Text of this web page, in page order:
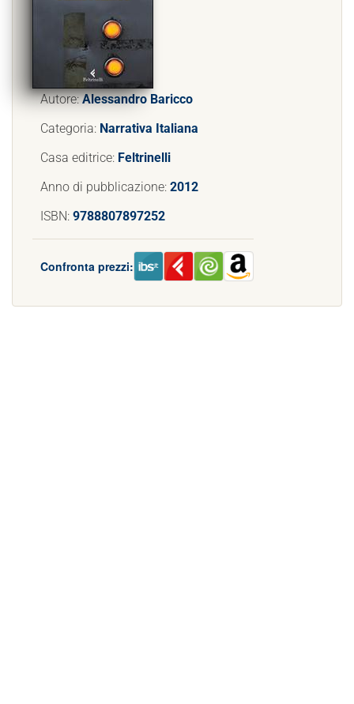
Autore:Alessandro Baricco
Categoria: Narrativa Italiana
Casa editrice: Feltrinelli
Anno di pubblicazione: 2012
ISBN: 9788807897252
Confronta prezzi: